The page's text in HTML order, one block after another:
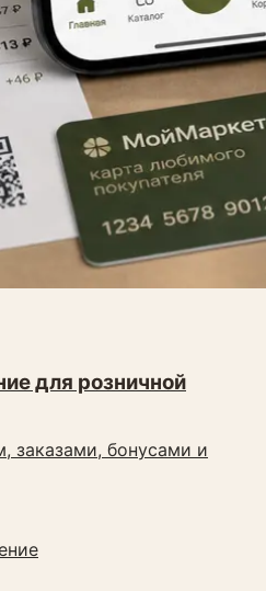
для розничной
заказами, бонусами и